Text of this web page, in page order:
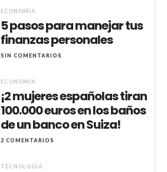
ECONOMÍA
5 pasos para manejar tus
finanzas personales
SIN COMENTARIOS
ECONOMÍA
¡2 mujeres españolas tiran
100.000 euros en los baños
de un banco en Suiza!
2 COMENTARIOS
TECNOLOGÍA